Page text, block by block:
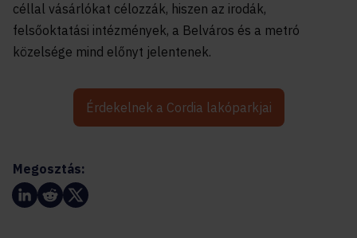
céllal vásárlókat célozzák, hiszen az irodák,
felsőoktatási intézmények, a Belváros és a metró
közelsége mind előnyt jelentenek.
Érdekelnek a Cordia lakóparkjai
Megosztás: